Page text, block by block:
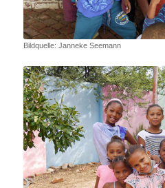
Bildquelle: Janneke Seemann